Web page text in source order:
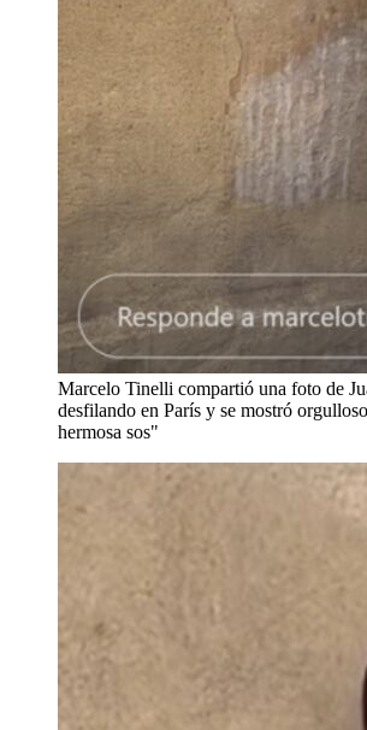
Marcelo Tinelli compartió una foto de
desfilando en París y se mostró
hermosa sos"